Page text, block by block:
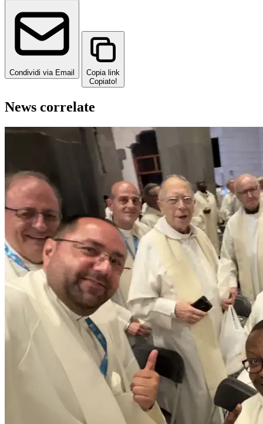
Condividi via Email
Copia link
Copiato!
News correlate